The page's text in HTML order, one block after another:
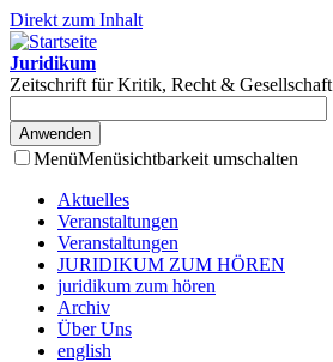
Direkt zum Inhalt
Juridikum
Zeitschrift für Kritik, Recht & Gesellschaft
MenüMenüsichtbarkeit umschalten
Aktuelles
Veranstaltungen
Veranstaltungen
JURIDIKUM ZUM HÖREN
juridikum zum hören
Archiv
Über Uns
english